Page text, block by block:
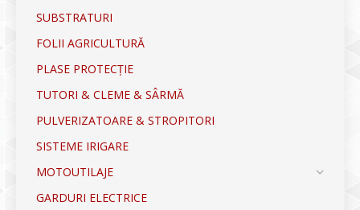
SUBSTRATURI
FOLII AGRICULTURĂ
PLASE PROTECȚIE
TUTORI & CLEME & SÂRMĂ
PULVERIZATOARE & STROPITORI
SISTEME IRIGARE
MOTOUTILAJE
GARDURI ELECTRICE